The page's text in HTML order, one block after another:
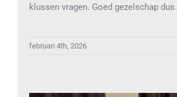
klussen vragen. Goed gezelschap dus.
februari 4th, 2026